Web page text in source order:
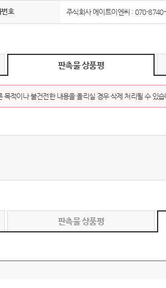
호 주식회사 에이트이엔씨 : 070-
판촉물 상품평
적이나 불건전한 내용을 올리실 경우 삭제 처리될 수 있습
판촉물 상품평